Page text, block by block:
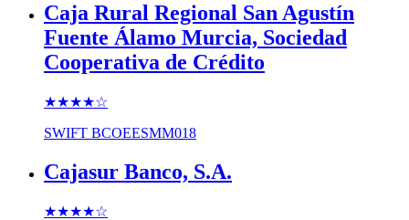
Caja Rural Regional San Agustín
Fuente Álamo Murcia, Sociedad
Cooperativa de Crédito
★★★★☆
SWIFT BCOEESMM018
Cajasur Banco, S.A.
★★★★☆